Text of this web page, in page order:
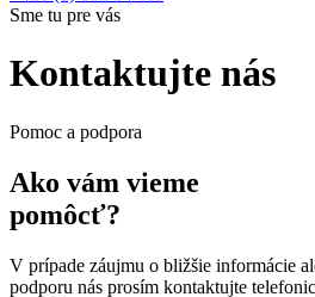
Sme tu pre vás
Kontaktujte nás
Pomoc a podpora
Ako vám vieme
pomôcť?
V prípade záujmu o bližšie informácie
podporu nás prosím kontaktujte